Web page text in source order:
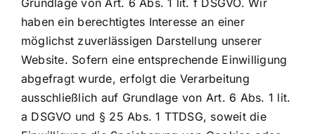
haben ein berechtigtes Interesse an einer
möglichst zuverlässigen Darstellung unserer
Website. Sofern eine entsprechende Einwilligung
abgefragt wurde, erfolgt die Verarbeitung
ausschließlich auf Grundlage von Art. 6 Abs. 1 lit.
a DSGVO und § 25 Abs. 1 TTDSG, soweit die